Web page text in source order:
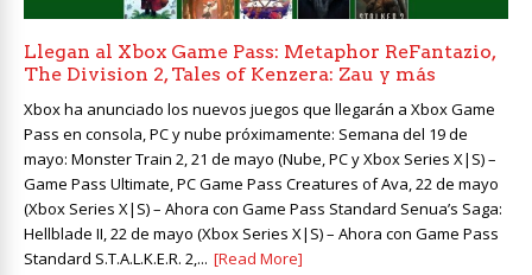
Llegan al Xbox Game Pass: Metaphor ReFantazio,
The Division 2, Tales of Kenzera: Zau y más
Xbox ha anunciado los nuevos juegos que llegarán a Xbox Game
Pass en consola, PC y nube próximamente: Semana del 19 de
mayo: Monster Train 2, 21 de mayo (Nube, PC y Xbox Series X|S) –
Game Pass Ultimate, PC Game Pass Creatures of Ava, 22 de mayo
(Xbox Series X|S) – Ahora con Game Pass Standard Senua’s Saga:
Hellblade II, 22 de mayo (Xbox Series X|S) – Ahora con Game Pass
Standard S.T.A.L.K.E.R. 2,... [Read More]